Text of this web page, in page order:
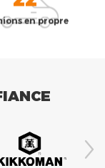
en propre